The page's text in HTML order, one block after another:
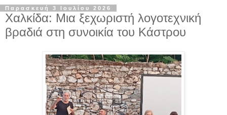
Παρασκευή 3 Ιουλίου 2026
Χαλκίδα: Μια ξεχωριστή λογοτεχνική
βραδιά στη συνοικία του Κάστρου